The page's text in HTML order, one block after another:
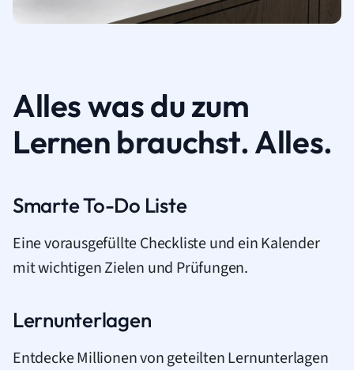
Alles was du zum
Lernen brauchst. Alles.
Smarte To-Do Liste
Eine vorausgefüllte Checkliste und ein Kalender
mit wichtigen Zielen und Prüfungen.
Lernunterlagen
Entdecke Millionen von geteilten Lernunterlagen